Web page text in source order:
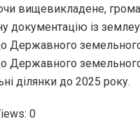
вищевикладене,
документацію із
Державного
Державного
ділянки до 2025 року.
0